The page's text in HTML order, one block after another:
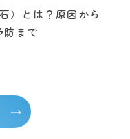
）とは？原因から
防まで